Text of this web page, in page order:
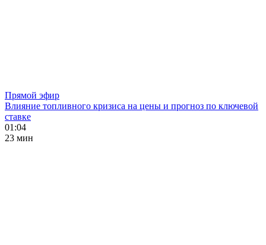
Прямой эфир
Влияние топливного кризиса на цены и прогноз по ключевой
ставке
01:04
23 мин